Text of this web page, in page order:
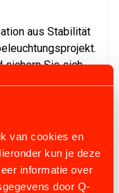
van cookies en
kun je deze
informatie over
door Q-
aus Stabilität
sichern Sie sich
sind.